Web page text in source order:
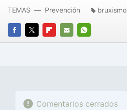
FACEBOOK
TWITTERFLIPBOARD
E-
WHATSAPP
TEMAS Prevención bruxismo
Comentarios cerrados